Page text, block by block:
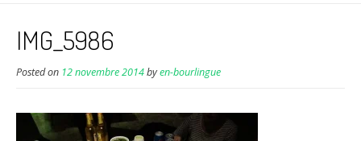
IMG_5986
Posted on 12 novembre 2014byen-bourlingue